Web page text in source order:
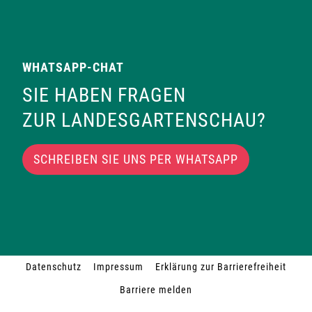
WHATSAPP-CHAT
SIE HABEN FRAGEN
ZUR LANDESGARTENSCHAU?
SCHREIBEN SIE UNS PER WHATSAPP
Datenschutz Impressum
Erklärung zur Barrierefreiheit
Barriere melden